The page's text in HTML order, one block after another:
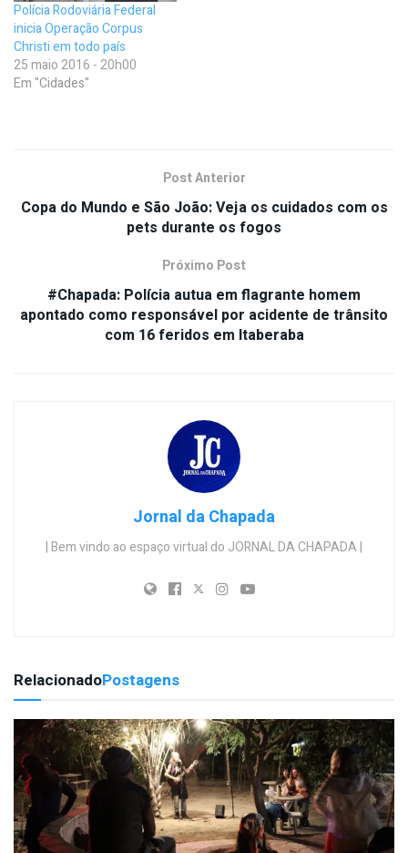
Polícia Rodoviária Federal
inicia Operação Corpus
Christi em todo país
25 maio 2016 - 20h00
Em "Cidades"
Post Anterior
Copa do Mundo e São João: Veja os cuidados com os
pets durante os fogos
Próximo Post
#Chapada: Polícia autua em flagrante homem
apontado como responsável por acidente de trânsito
com 16 feridos em Itaberaba
Jornal da Chapada
| Bem vindo ao espaço virtual do JORNAL DA CHAPADA |
RelacionadoPostagens